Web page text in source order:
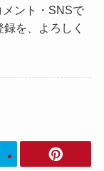
ント・SNSで
を、よろしく